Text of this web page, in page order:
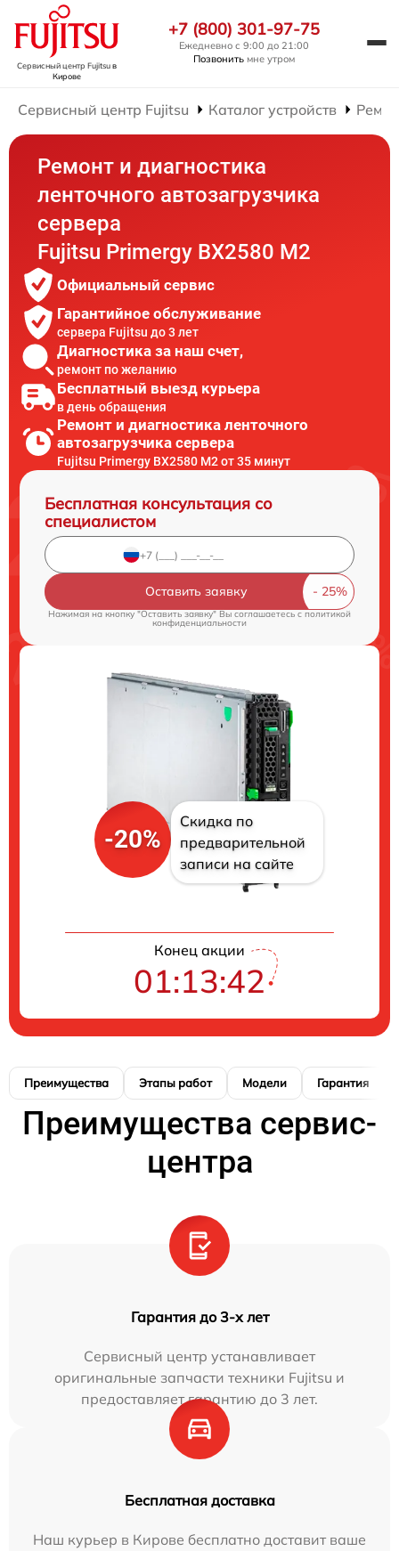
Сервисный центр Fujitsuв
Кирове
+7 (800) 301-97-75
Ежедневно с 9:00 до 21:00
Позвонить мне утром
Сервисный центр Fujitsu Каталог устройств
Ремонт и диагностика
ленточного автозагрузчика
сервера
Fujitsu Primergy BX2580 M2
Официальный сервис
Гарантийное обслуживание
сервера Fujitsu до 3 лет
Диагностика за наш счет,
ремонт по желанию
Бесплатный выезд курьера
в день обращения
Ремонт и диагностика ленточного
автозагрузчика сервера
Fujitsu Primergy BX2580 M2 от 35 минут
Бесплатная консультация со
специалистом
Оставить заявку
Нажимая на кнопку "Оставить заявку" Вы соглашаетесь cполитикой
конфиденциальности
-20%
Скидка по
предварительной
записи на сайте
Конец акции
01:13:41
Преимущества Этапы работ Модели Гарантия
Преимущества сервис-
центра
Гарантия до 3-х лет
Сервисный центр устанавливает
оригинальные запчасти техники Fujitsu и
предоставляет гарантию до 3 лет.
Бесплатная доставка
Наш курьер в Кирове бесплатно доставит ваше